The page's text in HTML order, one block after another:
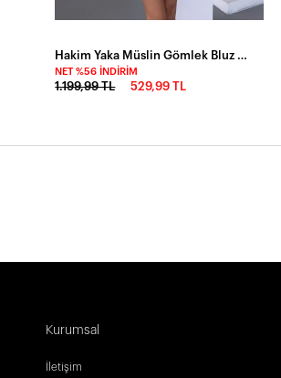
Hakim Yaka Müslin Gömlek Bluz Bej-dsb2025k1-bj
NET %56 İNDIRIM
1.199,99 TL 529,99 TL
Kurumsal
İletişim